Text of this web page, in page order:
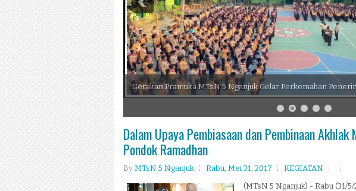
Gerakan Pramuka MTsN 5 Nganjuk Gelar Perkemahan
Dalam Upaya Pembiasaan dan Pembinaan
Pondok Ramadhan
By MTsN 5 Nganjuk Rabu, Mei 31, 2017
KEGIATAN
(MTsN 5 Nganjuk) - Rabu (31/